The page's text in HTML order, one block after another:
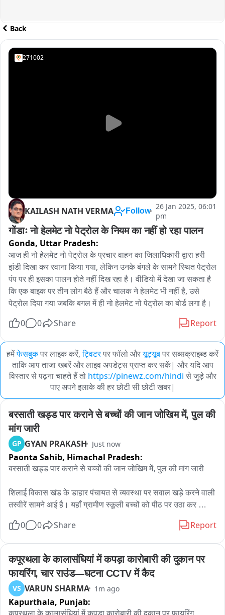
Back
271002
KAILASH NATH VERMA Follow 26 Jan 2025, 06:01
pm
गोंडाः नो हेलमेट नो पेट्रोल के नियम का नहीं हो रहा पालन
Gonda, Uttar Pradesh:
आज ही नो हेलमेट नो पेट्रोल के प्रचार वाहन का जिलाधिकारी द्वारा हरी
झंडी दिखा कर रवाना किया गया, लेकिन उनके बंगले के सामने स्थित पेट्रोल
पंप पर ही इसका पालन होते नहीं दिख रहा है। वीडियो में देखा जा सकता है
कि एक बाइक पर तीन लोग बैठे हैं और चालक ने हेलमेट भी नहीं है, उसे
पेट्रोल दिया गया जबकि बगल में ही नो हेलमेट नो पेट्रोल का बोर्ड लगा है।
0
0 Share Report
हमेंफेसबुकपर लाइक करें, ट्विटरपर फॉलो औरयूट्यूबपर सब्सक्राइब्ड करें
ताकि आप ताजा खबरें और लाइव अपडेट्स प्राप्त कर सकें| और यदि आप
विस्तार से पढ़ना चाहते हैं तो https://pinewz.com/hindi से जुड़े और
पाए अपने इलाके की हर छोटी सी छोटी खबर|
बरसाती खड्ड पार कराने से बच्चों की जान जोखिम में, पुल की
मांग जारी
GP GYAN PRAKASH Just now
Paonta Sahib, Himachal Pradesh:
बरसाती खड्ड पार कराने से बच्चों की जान जोखिम में, पुल की मांग जारी
शिलाई विकास खंड के डाहार पंचायत से व्यवस्था पर सवाल खड़े करने वाली
तस्वीरें सामने आई है। यहाँ ग्रामीण स्कूली बच्चों को पीठ पर उठा कर
रही है। इस खड्ड पर पुल न होने की वजह से हर साल यहां ऐसी स्थिति पैदा
करना पड़ता है।
यहां बरसात शुरू होते ही बरसाती खड्ड डाहार गांव के ग्रामीणों के लिए
मुसीबत बन जाता है। गांव के समीप बरसाती खड्ड में बड़ी मात्रा में पानी आ
जाता है। फुटब्रिज नहीं होने के कारण यहां लोगों को जान जोखिम में
डालकर बरसाती खड्ड को पार करना पड़ता है। हैरानी की बात यह है कि
0 0 Share Report
कपूरथला के कालासंघियां में कपड़ा कारोबारी की दुकान पर
फायरिंग, चार राउंड—घटना CCTV में कैद
VS VARUN SHARMA 1m ago
Kapurthala, Punjab:
कपूरथला के कालासंघियां में कपड़ा कारोबारी की दुकान पर फायरिंग,